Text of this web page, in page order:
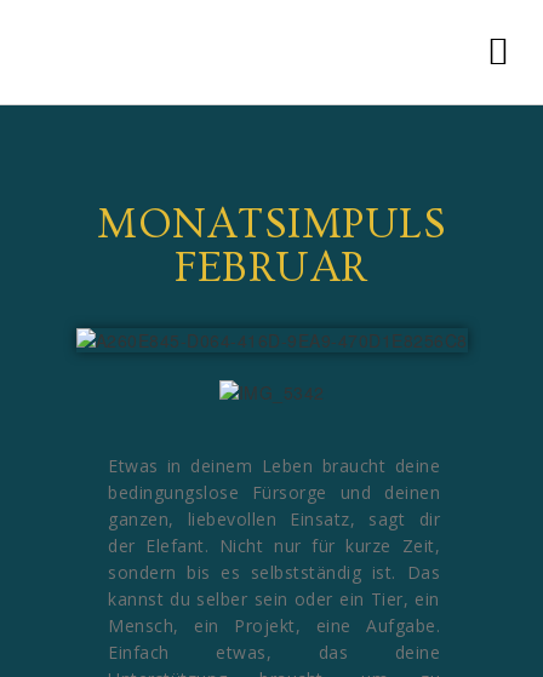
MONATSIMPULS
FEBRUAR
Etwas in deinem Leben braucht deine
bedingungslose Fürsorge und deinen
ganzen, liebevollen Einsatz, sagt dir
der Elefant. Nicht nur für kurze Zeit,
sondern bis es selbstständig ist. Das
kannst du selber sein oder ein Tier, ein
Mensch, ein Projekt, eine Aufgabe.
Einfach etwas, das deine